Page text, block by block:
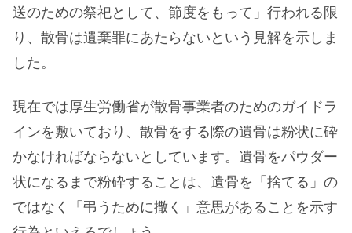
送のための祭祀として、節度をもって」行われる限
り、散骨は遺棄罪にあたらないという見解を示しま
した。
現在では厚生労働省が散骨事業者のためのガイドラ
インを敷いており、散骨をする際の遺骨は粉状に砕
かなければならないとしています。遺骨をパウダー
状になるまで粉砕することは、遺骨を「捨てる」の
ではなく「弔うために撒く」意思があることを示す